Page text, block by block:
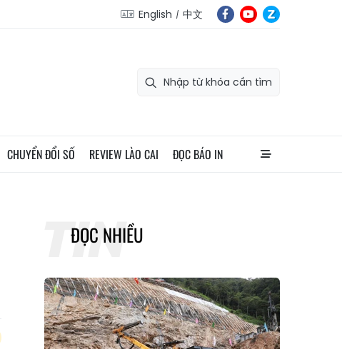
English 中文
CHUYỂN ĐỔI SỐ REVIEW LÀO CAI ĐỌC BÁO IN
ĐỌC NHIỀU